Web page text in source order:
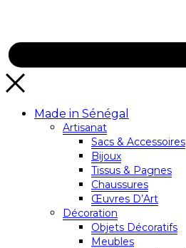
Made in Sénégal
Artisanat
Sacs & Accessoires
Bijoux
Tissus & Pagnes
Chaussures
Œuvres D’Art
Décoration
Objets Décoratifs
Meubles